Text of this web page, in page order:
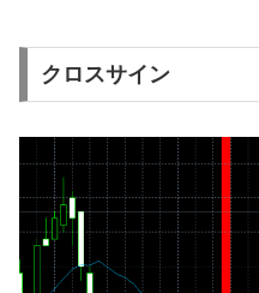
クロスサイン